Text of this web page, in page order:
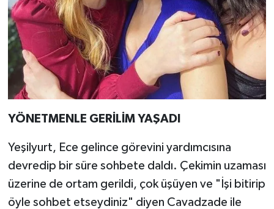
YÖNETMENLE GERİLİM YAŞADI
Yeşilyurt, Ece gelince görevini yardımcısına
devredip bir süre sohbete daldı. Çekimin uzaması
üzerine de ortam gerildi, çok üşüyen ve "İşi bitirip
öyle sohbet etseydiniz" diyen Cavadzade ile